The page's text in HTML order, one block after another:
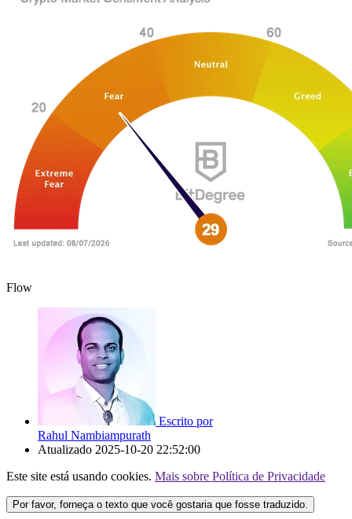
Flow
Escrito por
Rahul Nambiampurath
Atualizado 2025-10-20 22:52:00
Este site está usando cookies. Mais sobre Política de Privacidade
Por favor, forneça o texto que você gostaria que fosse traduzido.